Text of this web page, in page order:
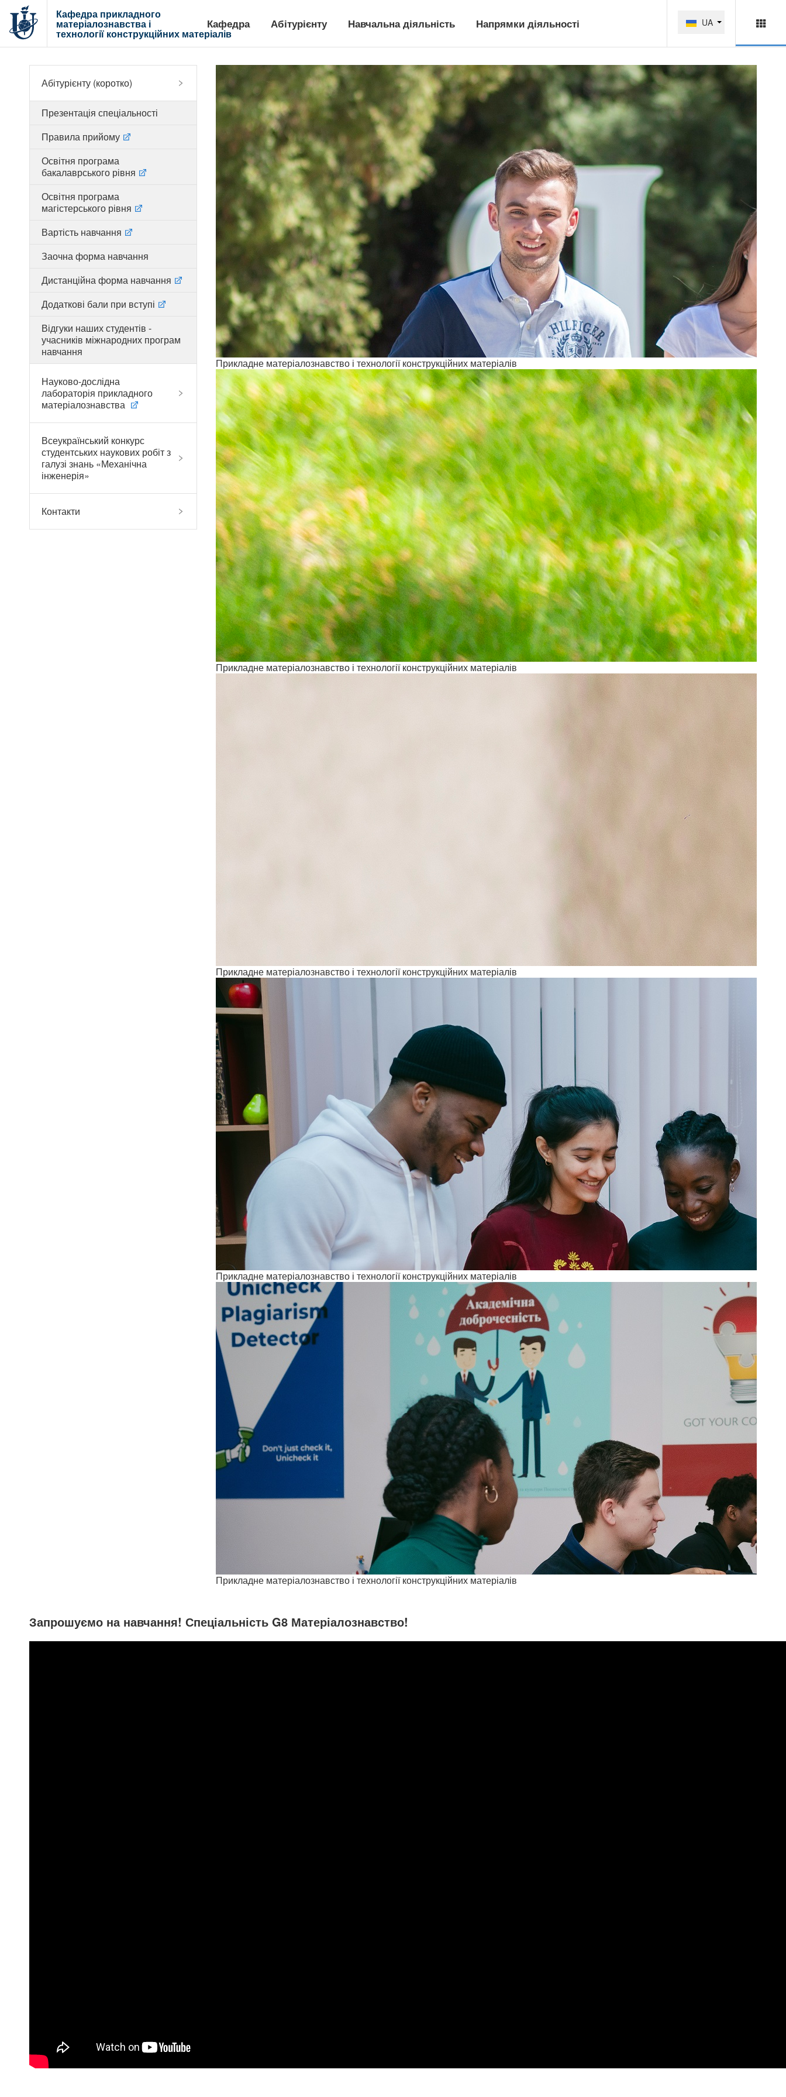
Кафедра прикладного
матеріалознавства і
технології конструкційних матеріалів
Кафедра Абітурієнту Навчальна діяльність Напрямки діяльності UA
Абітурієнту (коротко)
Презентація спеціальності
Правила прийому
Освітня програма
бакалаврського рівня
Освітня програма
магістерського рівня
Вартість навчання
Заочна форма навчання
Дистанційна форма навчання
Додаткові бали при вступі
Відгуки наших студентів -
учасників міжнародних програм
навчання
Науково-дослідна
лабораторія прикладного
матеріалознавства
Всеукраїнський конкурс
студентських наукових робіт з
галузі знань «Механічна
інженерія»
Контакти
Прикладне матеріалознавство і технології конструкційних матеріалів
Прикладне матеріалознавство і технології конструкційних матеріалів
Прикладне матеріалознавство і технології конструкційних матеріалів
Прикладне матеріалознавство і технології конструкційних матеріалів
Прикладне матеріалознавство і технології конструкційних матеріалів
Запрошуємо на навчання! Спеціальність G8 Матеріалознавство!